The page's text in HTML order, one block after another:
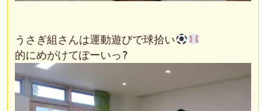
うさぎ組さんは運動遊びで球拾い